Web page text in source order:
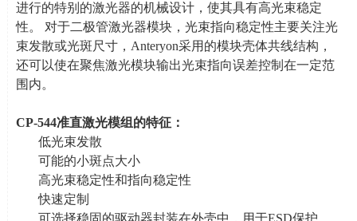
进行的特别的激光器的机械设计，使其具有高光束稳定
性。 对于二极管激光器模块，光束指向稳定性主要关注光
束发散或光斑尺寸， Anteryon采用的模块壳体共线结构，
还可以使在聚焦激光模块输出光束指向误差控制在一定范
围内。
CP-544准直激光模组的特征：
低光束发散
可能的小斑点大小
高光束稳定性和指向稳定性
快速定制